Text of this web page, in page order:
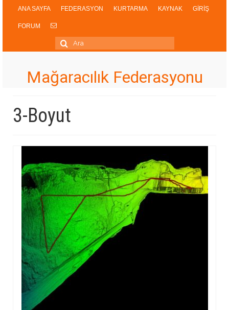
ANA SAYFA FEDERASYON KURTARMA KAYNAK GİRİŞ
FORUM
Şunu
ara:
Mağaracılık Federasyonu
3-Boyut